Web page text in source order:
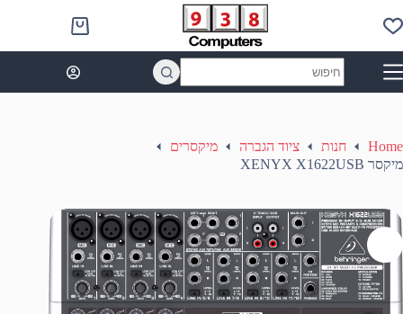
to
content
Shopping
cart
results
Home חנות ציוד הגברה
מיקסרים
מיקסר XENYX X1622USB